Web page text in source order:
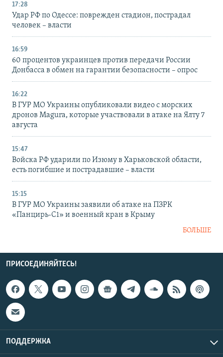
17:28
Удар РФ по Одессе: поврежден стадион, пострадал
человек – власти
16:59
60 процентов украинцев против передачи России
Донбасса в обмен на гарантии безопасности – опрос
16:22
В ГУР МО Украины опубликовали видео с морских
дронов Magura, которые участвовали в атаке на Ялту 7
августа
15:47
Войска РФ ударили по Изюму в Харьковской области,
есть погибшие и пострадавшие – власти
15:15
В ГУР МО Украины заявили об атаке на ПЗРК
«Панцирь-С1» и военный кран в Крыму
БОЛЬШЕ
ПРИСОЕДИНЯЙТЕСЬ!
ПОДДЕРЖКА